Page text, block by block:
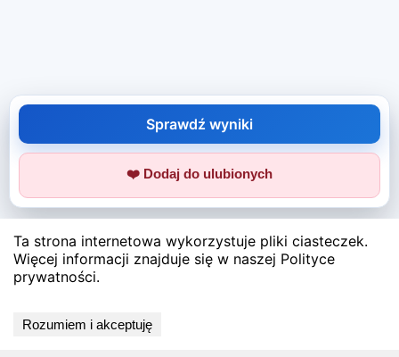
Sprawdź wyniki
❤️ Dodaj do ulubionych
Ta strona internetowa wykorzystuje pliki ciasteczek.
Więcej informacji znajduje się w naszej Polityce
prywatności.
Rozumiem i akceptuję